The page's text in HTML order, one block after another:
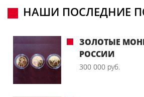
НАШИ ПОСЛЕДНИЕ
ЗОЛОТЫЕ
РОССИИ
300 000 руб.